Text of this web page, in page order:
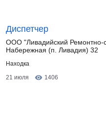
Диспетчер
ООО "Ливадийский Ремонтно-
Набережная (п. Ливадия) 32
Находка
21 июля
1406